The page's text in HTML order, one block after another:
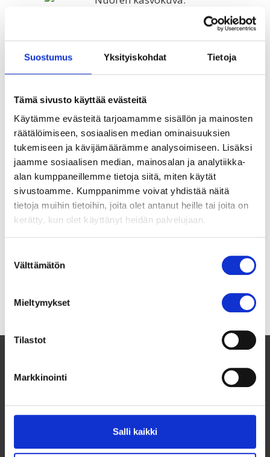
Suostumus Yksityiskohdat Tietoja
Tämä sivusto käyttää evästeitä
Käytämme evästeitä tarjoamamme sisällön ja mainosten
räätälöimiseen, sosiaalisen median ominaisuuksien
tukemiseen ja kävijämäärämme analysoimiseen. Lisäksi
jaamme sosiaalisen median, mainosalan ja analytiikka-
alan kumppaneillemme tietoja siitä, miten käytät
sivustoamme. Kumppanimme voivat yhdistää näitä
tietoja muihin tietoihin, joita olet antanut heille tai joita on
kerätty, kun olet käyttänyt heidän palvelujaan.
valinta
Välttämätön
Mieltymykset
Tilastot
Markkinointi
Salli kaikki
”Minulle tulee turvallinen olo, kun soitan
äidilleni ja kuulen että hän ja perheeni ovat
turvassa.”
”Kaikilla pitäisi olla semmoinen turvapaikka
vaikka kotona tai kavereiden kanssa, missä